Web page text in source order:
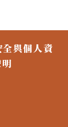
全與個人資